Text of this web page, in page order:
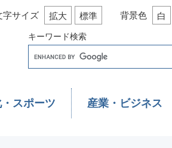
キーワード検索
字サイズ 拡大 標準 背景色 白
スポーツ 産業・ビジネス